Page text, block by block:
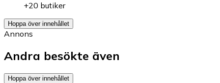
+20 butiker
Hoppa över innehållet
Annons
Andra besökte även
Hoppa över innehållet